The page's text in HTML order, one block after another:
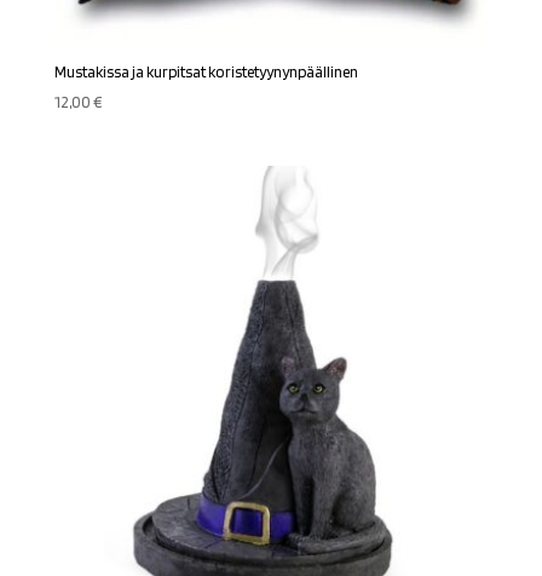
Mustakissa ja kurpitsat koristetyynynpäällinen
12,00€